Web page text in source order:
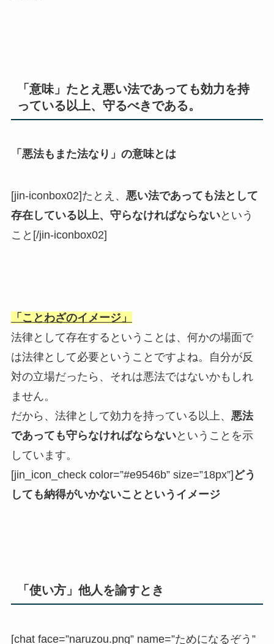
「意味」たとえ悪い法であっても効力を持
っている以上、守るべきである。
「悪法もまた法なり」の意味とは
[jin-iconbox02]たとえ、 悪い法であっても法として
存在している以上、守らなければならないという
こと[/jin-iconbox02]
「ことわざのイメージ」
法律として存在するということは、何かの場面で
は法律として必要ということですよね。自分が反
対の立場だったら、それは悪法ではないかもしれ
ません。
だから、法律として効力を持っている以上、 悪法
であっても守らなければならないということを示
しています。
[jin_icon_check color=”#e9546b” size=”18px”] どう
しても納得がいかないことというイメージ
「使い方」他人を諭すとき
[chat face=”naruzou.png” name=”ためになるぞう”